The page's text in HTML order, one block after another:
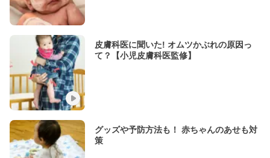
皮膚科医に聞いた! オムツかぶれの原因っ
て？【小児皮膚科医監修】
グッズや予防方法も！ 赤ちゃんのあせも対
策